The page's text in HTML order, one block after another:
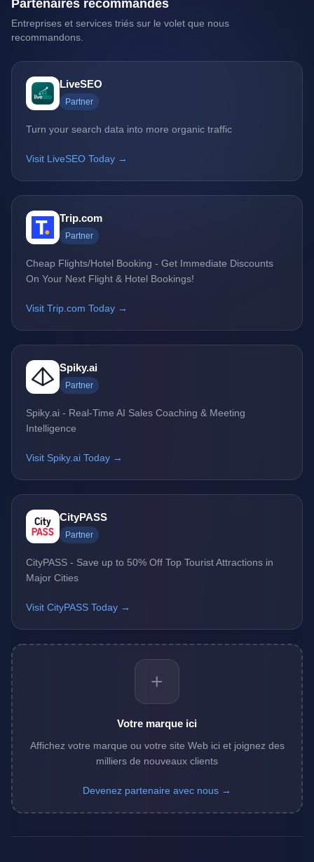
Partenaires recommandés
Entreprises et services triés sur le volet que nous
recommandons.
LiveSEO
Partner
Turn your search data into more organic traffic
Visit LiveSEO Today →
Trip.com
Partner
Cheap Flights/Hotel Booking - Get Immediate Discounts
On Your Next Flight & Hotel Bookings!
Visit Trip.com Today →
Spiky.ai
Partner
Spiky.ai - Real-Time AI Sales Coaching & Meeting
Intelligence
Visit Spiky.ai Today →
CityPASS
Partner
CityPASS - Save up to 50% Off Top Tourist Attractions in
Major Cities
Visit CityPASS Today →
+
Votre marque ici
Affichez votre marque ou votre site Web ici et joignez des
milliers de nouveaux clients
Devenez partenaire avec nous →